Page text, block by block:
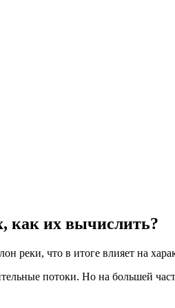
как их вычислить?
реки, что в итоге влияет на
потоки. Но на большей